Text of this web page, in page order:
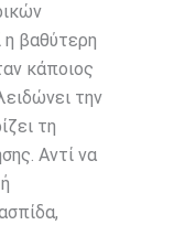
η βαθύτερη
κάποιος
την
τη
Αντί να